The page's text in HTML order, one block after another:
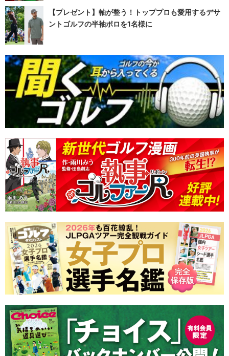
【プレゼント】軸が整う！トッププロも愛用するデサ
ントゴルフの半袖ポロを1名様に